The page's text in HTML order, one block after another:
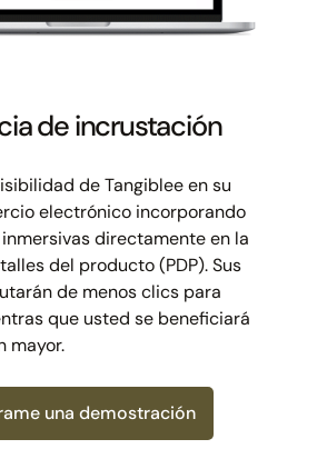
de incrustación
de Tangiblee en su
electrónico incorporando
directamente en la
del producto (PDP). Sus
de menos clics para
que usted se beneficiará
mayor.
una demostración